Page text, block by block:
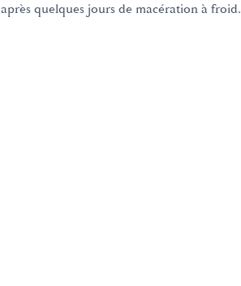
après quelques jours de macération à froid.